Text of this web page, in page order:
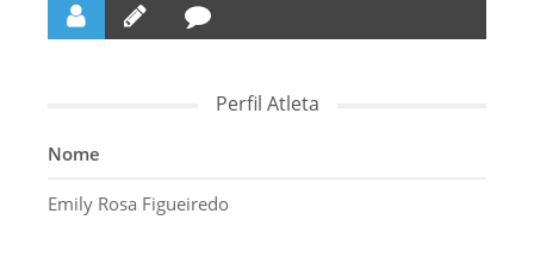
Perfil Atleta
Nome
Emily Rosa Figueiredo